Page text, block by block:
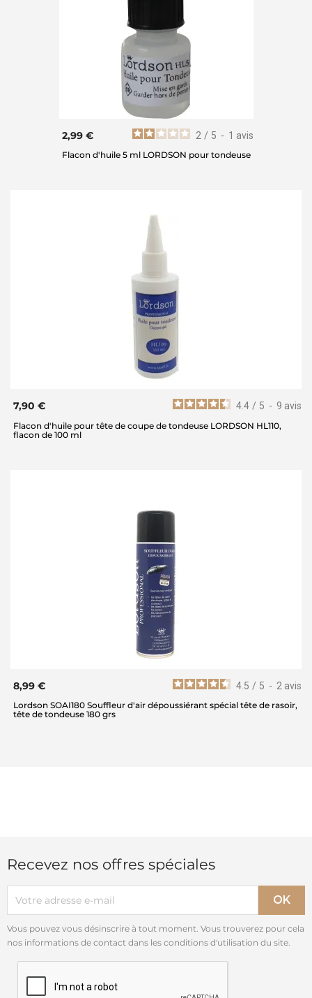
2 / 5 - 1 avis
2,99 €
Flacon d'huile 5 ml LORDSON pour tondeuse
4.4 / 5 - 9 avis
7,90 €
Flacon d'huile pour tête de coupe de tondeuse LORDSON HL110,
flacon de 100 ml
4.5 / 5 - 2 avis
8,99 €
Lordson SOAI180 Souffleur d'air dépoussiérant spécial tête de rasoir,
tête de tondeuse 180 grs
Recevez nos offres spéciales
Vous pouvez vous désinscrire à tout moment. Vous trouverez pour cela
nos informations de contact dans les conditions d'utilisation du site.